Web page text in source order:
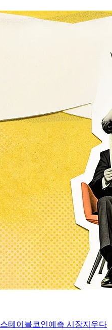
스테이블코인예측 시장지우다